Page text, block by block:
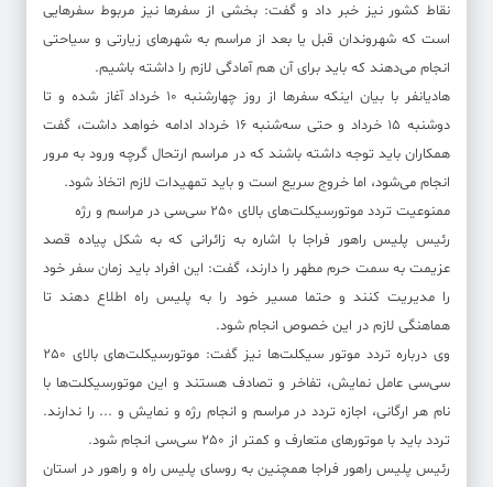
نقاط کشور نیز خبر داد و گفت: بخشی از سفرها نیز مربوط سفرهایی
است که شهروندان قبل یا بعد از مراسم به شهرهای زیارتی و سیاحتی
انجام می‌دهند که باید برای آن هم آمادگی لازم را داشته باشیم.
هادیانفر با بیان اینکه سفرها از روز چهارشنبه ١٠ خرداد آغاز شده و تا
دوشنبه ١۵ خرداد و حتی سه‌شنبه ١۶ خرداد ادامه خواهد داشت، گفت
همکاران باید توجه داشته باشند که در مراسم ارتحال گرچه ورود به مرور
انجام می‌شود، اما خروج سریع است و باید تمهیدات لازم اتخاذ شود.
ممنوعیت تردد موتورسیکلت‌های بالای ٢۵٠ سی‌سی در مراسم و رژه
رئیس پلیس راهور فراجا با اشاره به زائرانی که به شکل پیاده قصد
عزیمت به سمت حرم مطهر را دارند، گفت: این افراد باید زمان سفر خود
را مدیریت کنند و حتما مسیر خود را به پلیس راه اطلاع دهند تا
هماهنگی لازم در این خصوص انجام شود.
وی درباره تردد موتور سیکلت‌ها نیز گفت: موتورسیکلت‌های بالای ٢۵٠
سی‌سی عامل نمایش، تفاخر و تصادف هستند و این موتورسیکلت‌ها با
نام هر ارگانی، اجازه تردد در مراسم و انجام رژه و نمایش و ... را ندارند.
تردد باید با موتورهای متعارف و کمتر از ٢۵٠ سی‌سی انجام شود.
رئیس پلیس راهور فراجا همچنین به روسای پلیس راه و راهور در استان